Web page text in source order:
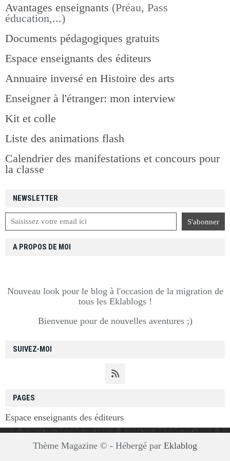
NEWSLETTER
SUIVEZ-MOI
PAGES
Espace enseignants des éditeurs
Avantages enseignants (Préau, Pass
éducation,...)
Documents pédagogiques gratuits
Espace enseignants des éditeurs
Annuaire inversé en Histoire des arts
Enseigner à l'étranger: mon interview
Kit et colle
Liste des animations flash
Calendrier des manifestations et concours pour
la classe
A PROPOS DE MOI
Nouveau look pour le blog à l'occasion de la migration de
tous les Eklablogs !
Bienvenue pour de nouvelles aventures ;)
Thème Magazine © - Hébergé par Eklablog